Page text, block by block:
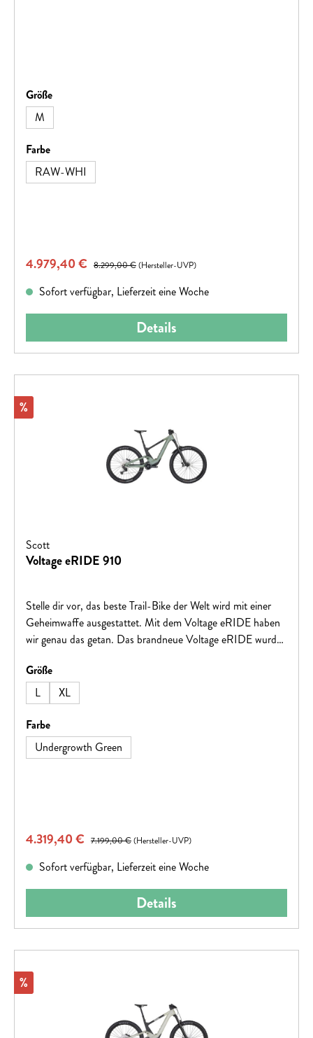
Größeauswählen
M
Farbeauswählen
RAW-WHI
Verkaufspreis:
4.979,40 € Regulärer Preis:
8.299,00 €(Hersteller-UVP)
Sofort verfügbar, Lieferzeit eine Woche
Details
Rabatt
%
Scott
Voltage eRIDE 910
Stelle dir vor, das beste Trail-Bike der Welt wird mit einer
Geheimwaffe ausgestattet. Mit dem Voltage eRIDE haben
wir genau das getan. Das brandneue Voltage eRIDE wurde
und leistungsstarkes Trail-Bike mit einem kompakten und
leisen Motor wünschen – das jeden Trail aufs neue meistert.
, , Hinweis: Fahrradspezifikationen können ohne vorherige
Ankündigung geändert werden
Größeauswählen
L
XL
Farbeauswählen
Undergrowth Green
Verkaufspreis:
4.319,40 € Regulärer Preis:
7.199,00 €(Hersteller-UVP)
Sofort verfügbar, Lieferzeit eine Woche
Details
Rabatt
%